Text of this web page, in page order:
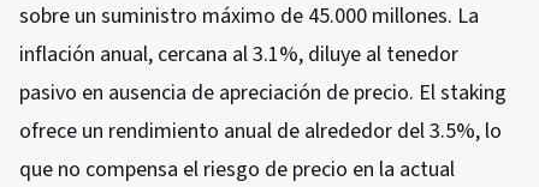
sobre un suministro máximo de 45.000 millones. La
inflación anual, cercana al 3.1%, diluye al tenedor
pasivo en ausencia de apreciación de precio. El staking
ofrece un rendimiento anual de alrededor del 3.5%, lo
que no compensa el riesgo de precio en la actual